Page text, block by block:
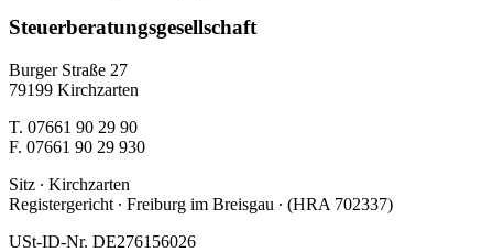
Steuerberatungsgesellschaft
Burger Straße 27
79199 Kirchzarten
T. 07661 90 29 90
F. 07661 90 29 930
Sitz ∙ Kirchzarten
Registergericht ∙ Freiburg im Breisgau ∙ (HRA 702337)
USt-ID-Nr. DE276156026